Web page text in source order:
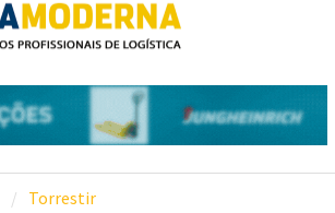
Torrestir